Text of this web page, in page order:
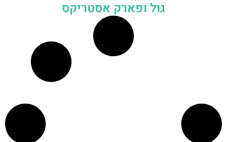
גול ופארק אסטריקס